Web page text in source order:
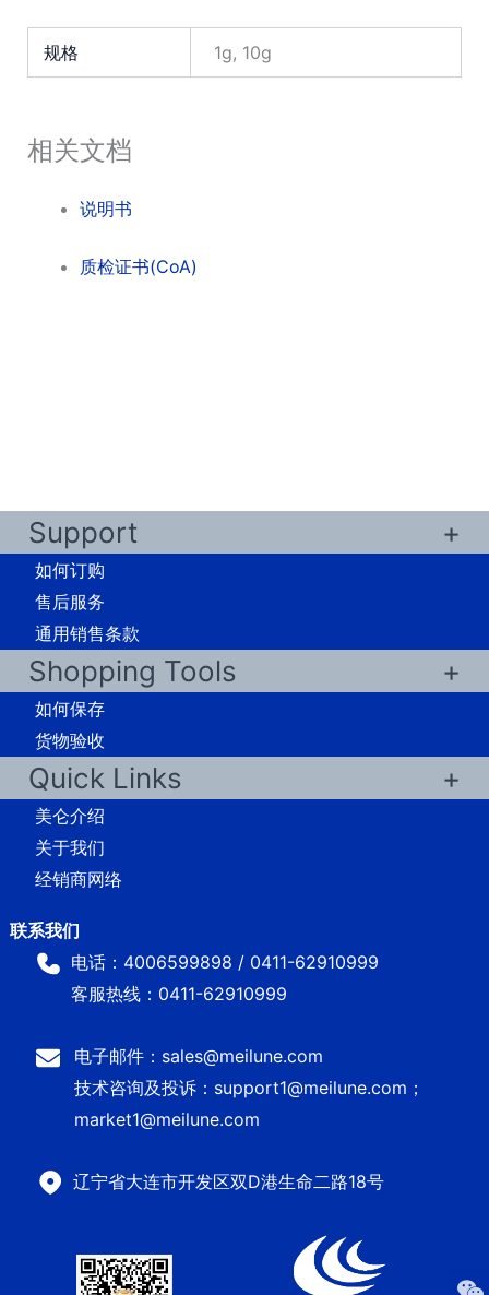
规格 1g, 10g
相关文档
说明书
质检证书(CoA)
Support
如何订购
售后服务
通用销售条款
Shopping Tools
如何保存
货物验收
Quick Links
美仑介绍
关于我们
经销商网络
电话：4006599898 / 0411-62910999
客服热线：0411-62910999
电子邮件：sales@meilune.com
技术咨询及投诉：support1@meilune.com；
market1@meilune.com
辽宁省大连市开发区双D港生命二路18号